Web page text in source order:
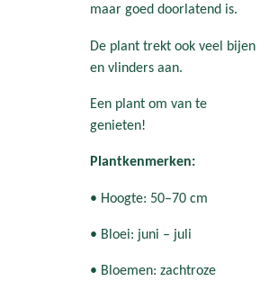
maar goed doorlatend is.
De plant trekt ook veel bijen
en vlinders aan.
Een plant om van te
genieten!
Plantkenmerken:
• Hoogte: 50–70 cm
• Bloei: juni – juli
• Bloemen: zachtroze